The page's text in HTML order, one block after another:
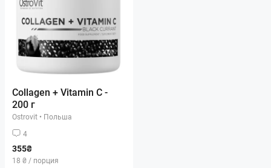
Collagen + Vitamin C -
200 г
Ostrovit • Польша
4
355₴
18 ₴ / порция